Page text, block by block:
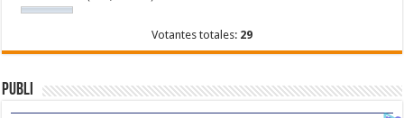
Votantes totales: 29
Publi